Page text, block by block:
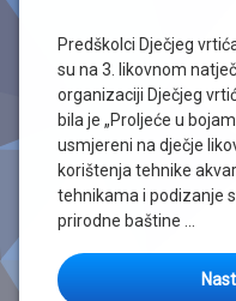
Predškolci Dječjeg
su na 3. likovnom
organizaciji Dječjeg
bila je „Proljeće u
usmjereni na dječje
korištenja tehnike
tehnikama i podizanje
prirodne baštine …